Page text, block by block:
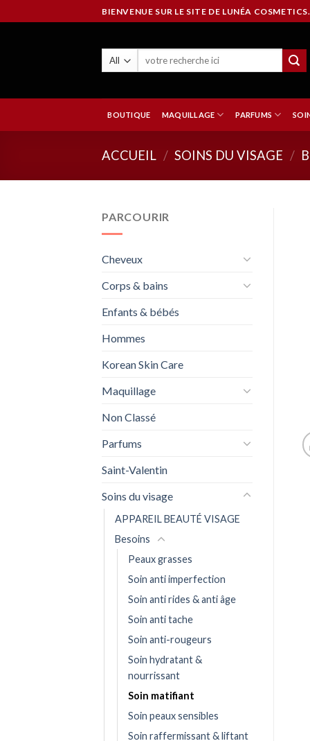
to
BIENVENUE SUR LE SITE DE LUNÉA
BOUTIQUE MAQUILLAGE PARFUMS
ACCUEIL / SOINS DU VISAGE /
PARCOURIR
Cheveux
Corps & bains
Enfants & bébés
Hommes
Korean Skin Care
Maquillage
Non Classé
Parfums
Saint-Valentin
Soins du visage
APPAREIL BEAUTÉ VISAGE
Besoins
Peaux grasses
Soin anti imperfection
Soin anti rides & anti âge
Soin anti tache
Soin anti-rougeurs
Soin hydratant &
nourrissant
Soin matifiant
Soin peaux sensibles
Soin raffermissant & liftant